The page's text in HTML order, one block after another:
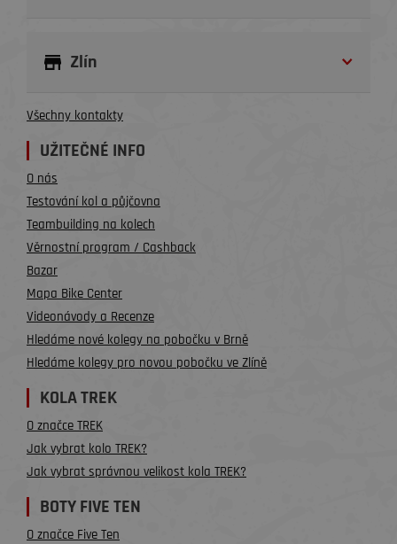
Zlín
Všechny kontakty
UŽITEČNÉ INFO
O nás
Testování kol a půjčovna
Teambuilding na kolech
Věrnostní program / Cashback
Bazar
Mapa Bike Center
Videonávody a Recenze
Hledáme nové kolegy na pobočku v Brně
Hledáme kolegy pro novou pobočku ve Zlíně
KOLA TREK
O značce TREK
Jak vybrat kolo TREK?
Jak vybrat správnou velikost kola TREK?
BOTY FIVE TEN
O značce Five Ten